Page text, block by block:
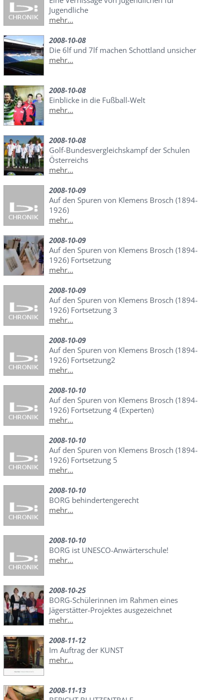
Jugendliche
mehr...
2008-10-08
Die 6lf und 7lf machen Schottland unsicher
mehr...
2008-10-08
Einblicke in die Fußball-Welt
mehr...
2008-10-08
Golf-Bundesvergleichskampf der Schulen
Österreichs
mehr...
2008-10-09
Auf den Spuren von Klemens Brosch (1894-
1926)
mehr...
2008-10-09
Auf den Spuren von Klemens Brosch (1894-
1926) Fortsetzung
mehr...
2008-10-09
Auf den Spuren von Klemens Brosch (1894-
1926) Fortsetzung 3
mehr...
2008-10-09
Auf den Spuren von Klemens Brosch (1894-
1926) Fortsetzung2
mehr...
2008-10-10
Auf den Spuren von Klemens Brosch (1894-
1926) Fortsetzung 4 (Experten)
mehr...
2008-10-10
Auf den Spuren von Klemens Brosch (1894-
1926) Fortsetzung 5
mehr...
2008-10-10
BORG behindertengerecht
mehr...
2008-10-10
BORG ist UNESCO-Anwärterschule!
mehr...
2008-10-25
BORG-Schülerinnen im Rahmen eines
Jägerstätter-Projektes ausgezeichnet
mehr...
2008-11-12
Im Auftrag der KUNST
mehr...
2008-11-13